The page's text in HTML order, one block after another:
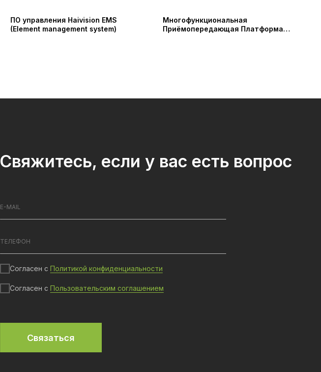
ПО управления Haivision EMS
(Element management system)
Многофункциональная
Приёмопередающая Платформа
Согласен с Политикой конфиденциальности
Согласен с Пользовательским соглашением
Связаться
Свяжитесь, если у вас есть вопрос